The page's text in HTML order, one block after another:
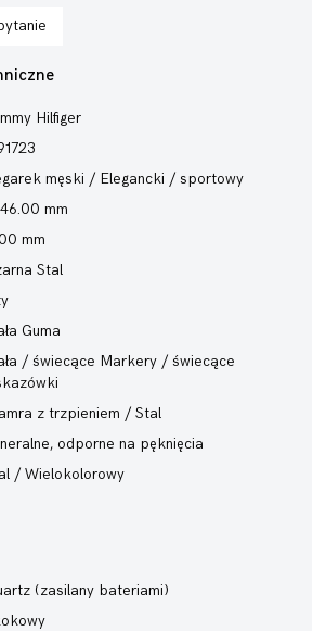
Hilfiger
męski / Elegancki / sportowy
mm
mm
Stal
Guma
/ świecące Markery / świecące
z trzpieniem / Stal
odporne na pęknięcia
/ Wielokolorowy
(zasilany bateriami)